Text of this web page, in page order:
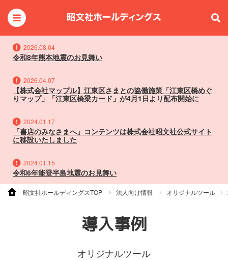
2026.08.04
令和8年熊本地震のお見舞い
2026.04.07
【株式会社マップル】江東区さまとの協働施策「江東区橋めぐ
りマップ」「江東区橋梁カード」が4月1日より配布開始に
2024.01.17
「書店のみなさまへ」コンテンツは株式会社昭文社公式サイト
に移設いたしました
2024.01.15
令和6年能登半島地震のお見舞い
昭文社ホールディングスTOP 法人向け情報 オリジナルツール
導入事例
オリジナルツール